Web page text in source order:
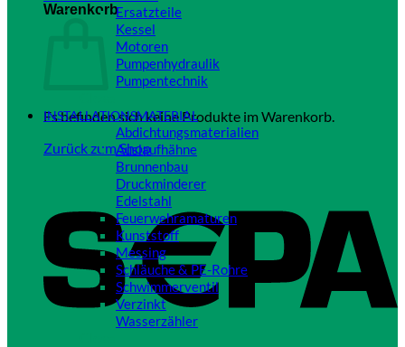
Warenkorb
Es befinden sich keine Produkte im Warenkorb.
Zurück zum Shop
Ersatzteile
Kessel
Motoren
Pumpenhydraulik
Pumpentechnik
INSTALLATIONSMATERIAL
Abdichtungsmaterialien
Auslaufhähne
Brunnenbau
Druckminderer
Edelstahl
Feuerwehramaturen
Kunststoff
Messing
Schläuche & PE-Rohre
Schwimmerventil
Verzinkt
Wasserzähler